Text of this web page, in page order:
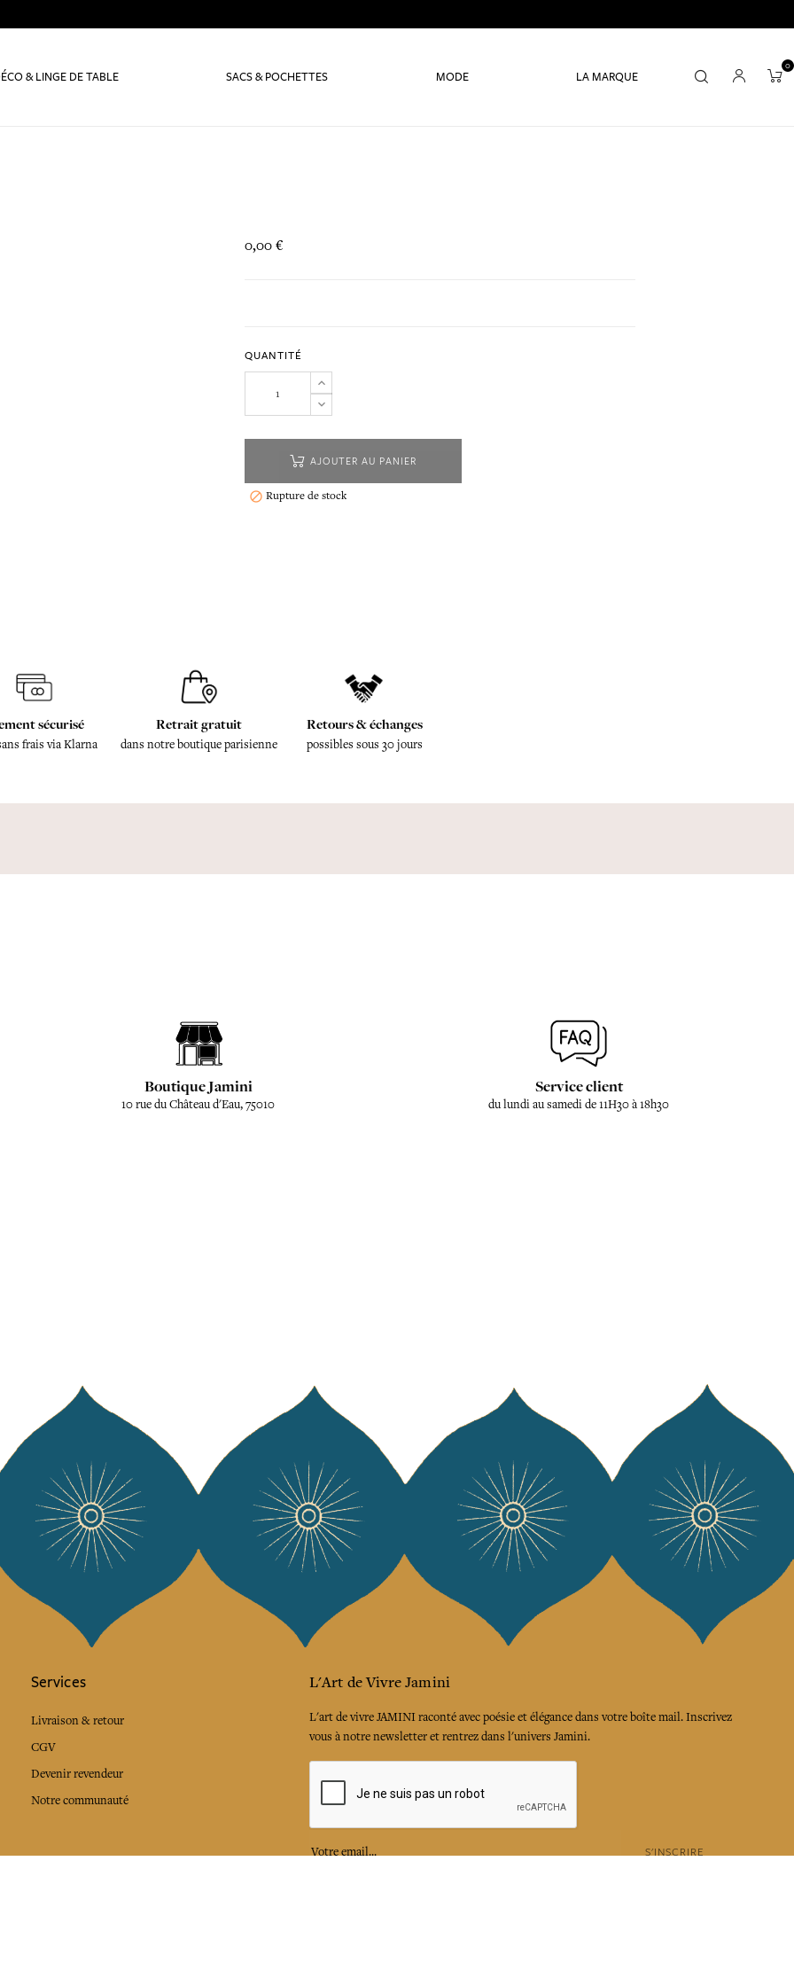
& LINGE DE TABLE SACS & POCHETTES MODE LA MARQUE
0
0,00 €
QUANTITÉ
AJOUTER AU PANIER
 Rupture de stock
sécurisé
frais via Klarna
Retrait gratuit
dans notre boutique parisienne
Retours & échanges
possibles sous 30 jours
Boutique Jamini
10 rue du Château d'Eau, 75010
Service client
du lundi au samedi de 11H30 à 18h30
Services
Livraison & retour
CGV
Devenir revendeur
Notre communauté
L'Art de Vivre Jamini
L'art de vivre JAMINI raconté avec poésie et élégance dans votre boîte mail. Inscrivez
vous à notre newsletter et rentrez dans l'univers Jamini.
S'INSCRIRE